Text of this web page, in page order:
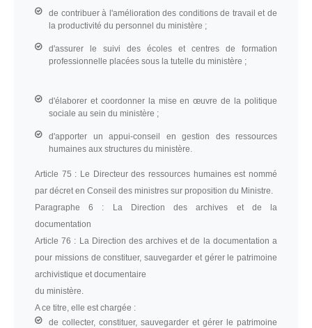
de contribuer à l'amélioration des conditions de travail et de
la productivité du personnel du ministère ;
d'assurer le suivi des écoles et centres de formation
professionnelle placées sous la tutelle du ministère ;
d'élaborer et coordonner la mise en œuvre de la politique
sociale au sein du ministère ;
d'apporter un appui-conseil en gestion des ressources
humaines aux structures du ministère.
Article 75 : Le Directeur des ressources humaines est nommé
par décret en Conseil des ministres sur proposition du Ministre.
Paragraphe 6 : La Direction des archives et de la
documentation
Article 76 : La Direction des archives et de la documentation a
pour missions de constituer, sauvegarder et gérer le patrimoine
archivistique et documentaire
du ministère.
A ce titre, elle est chargée :
de collecter, constituer, sauvegarder et gérer le patrimoine